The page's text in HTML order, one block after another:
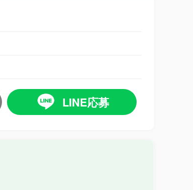
LINE応募